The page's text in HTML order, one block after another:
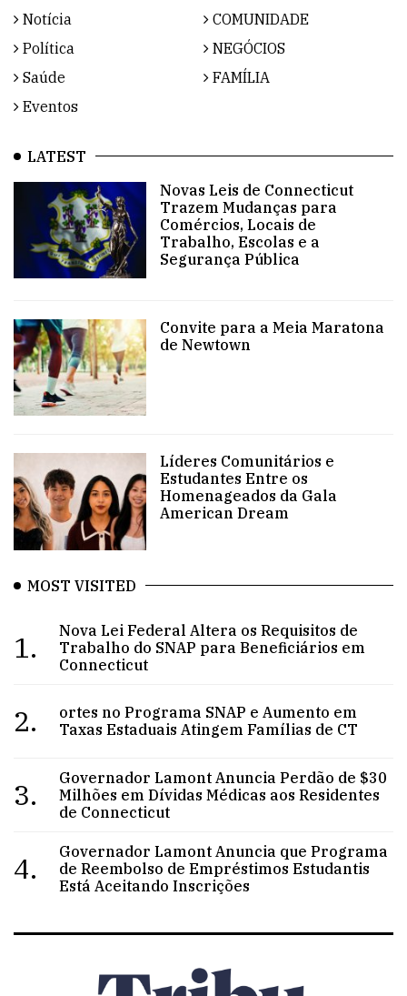
Notícia
COMUNIDADE
Política
NEGÓCIOS
Saúde
FAMÍLIA
Eventos
LATEST
Novas Leis de Connecticut
Trazem Mudanças para
Comércios, Locais de
Trabalho, Escolas e a
Segurança Pública
Convite para a Meia Maratona
de Newtown
Líderes Comunitários e
Estudantes Entre os
Homenageados da Gala
American Dream
MOST VISITED
1.
Nova Lei Federal Altera os Requisitos de
Trabalho do SNAP para Beneficiários em
Connecticut
2.
ortes no Programa SNAP e Aumento em
Taxas Estaduais Atingem Famílias de CT
3.
Governador Lamont Anuncia Perdão de $30
Milhões em Dívidas Médicas aos Residentes
de Connecticut
4.
Governador Lamont Anuncia que Programa
de Reembolso de Empréstimos Estudantis
Está Aceitando Inscrições